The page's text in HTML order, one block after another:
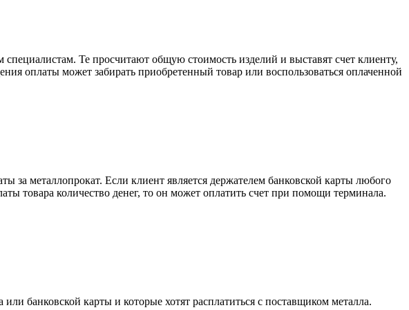
Те просчитают общую стоимость изделий и выставят счет клиенту,
оплаты может забирать приобретенный товар или воспользоваться оплаченной
за металлопрокат. Если клиент является держателем банковской карты любого
товара количество денег, то он может оплатить счет при помощи терминала.
банковской карты и которые хотят расплатиться с поставщиком металла.